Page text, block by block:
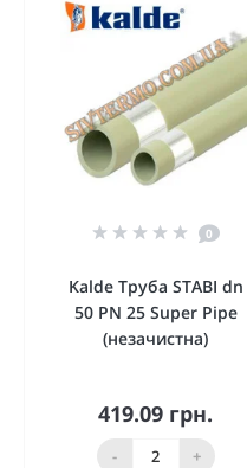
0
Kalde Труба STABI dn
50 PN 25 Super Pipe
(незачистна)
419.09 грн.
- +
Купити